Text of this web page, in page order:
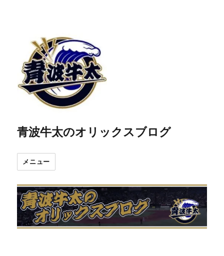
青波牛太のオリックスブログ
メニュー